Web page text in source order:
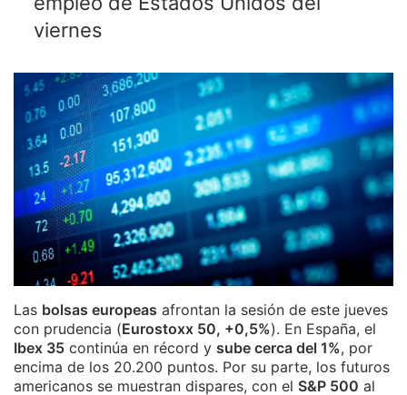
viernes
Las bolsas europeas afrontan la sesión de este jueves
con prudencia (Eurostoxx 50, +0,5%). En España, el
Ibex 35 continúa en récord y sube cerca del 1%, por
encima de los 20.200 puntos. Por su parte, los futuros
americanos se muestran dispares, con el S&P 500 al